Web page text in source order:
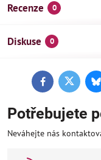
Recenze 0
Diskuse 0
FacebookTwitter
Potřebujete
Neváhejte nás